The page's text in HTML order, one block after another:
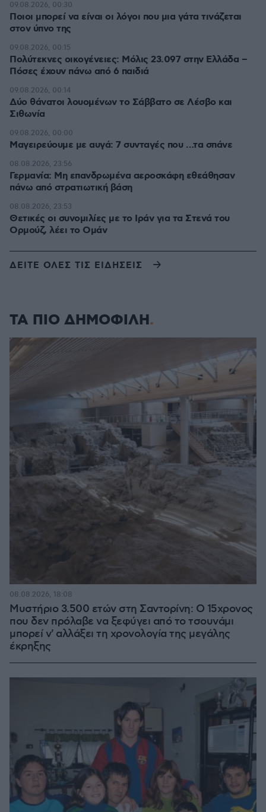
Ποιοι μπορεί να είναι οι λόγοι που μια γάτα τινάζεται
στον ύπνο της
09.08.2026, 00:30
Πολύτεκνες οικογένειες: Μόλις 23.097 στην Ελλάδα –
Πόσες έχουν πάνω από 6 παιδιά
09.08.2026, 00:15
Δύο θάνατοι λουομένων το Σάββατο σε Λέσβο και
Σιθωνία
09.08.2026, 00:14
Μαγειρεύουμε με αυγά: 7 συνταγές που …τα σπάνε
09.08.2026, 00:00
Γερμανία: Μη επανδρωμένα αεροσκάφη εθεάθησαν
πάνω από στρατιωτική βάση
08.08.2026, 23:56
Θετικές οι συνομιλίες με το Ιράν για τα Στενά του
Ορμούζ, λέει το Ομάν
08.08.2026, 23:53
ΔΕΙΤΕ ΟΛΕΣ ΤΙΣ ΕΙΔΗΣΕΙΣ
ΤΑ ΠΙΟ ΔΗΜΟΦΙΛΗ
Μυστήριο 3.500 ετών στη Σαντορίνη: Ο 15χρονος
που δεν πρόλαβε να ξεφύγει από το τσουνάμι
μπορεί ν' αλλάξει τη χρονολογία της μεγάλης
έκρηξης
08.08.2026, 18:08